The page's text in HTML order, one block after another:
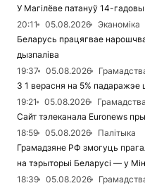
У Магілёве патануў 14-
20:11
05.08.2026
Эканоміка
Беларусь працягвае
дызпаліва
19:37
05.08.2026
З 1 верасня на 5% падаражэе
19:21
05.08.2026
Сайт тэлеканала Euronews
18:59
05.08.2026
Палітыка
Грамадзяне РФ змогуць
на тэрыторыі Беларусі — у
18:39
05.08.2026